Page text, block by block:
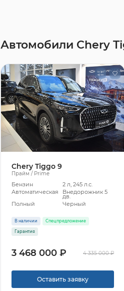
Автомобили Chery
Chery Tiggo 9
Прайм / Prime
Бензин
2 л, 245 л.с.
Автоматическая
Внедорожник 5
дв.
Полный
Черный
В наличии Спецпредложение
Гарантия
3 468 000 ₽ 4 335 000 ₽
Оставить заявку